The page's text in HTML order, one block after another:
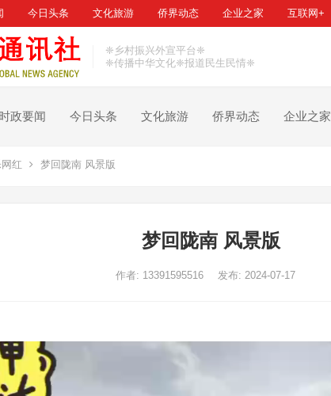
今日头条 文化旅游 侨界动态 企业之家 互联网+
❈乡村振兴外宣平台❈
❈传播中华文化❈报道民生民情❈
时政要闻 今日头条 文化旅游 侨界动态 企业之家
红 梦回陇南 风景版
梦回陇南 风景版
作者: 13391595516 发布: 2024-07-17